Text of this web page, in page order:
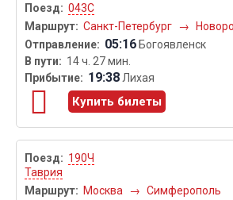
043С
Санкт-Петербург
→
05:16 Богоявленск
14 ч. 27 мин.
19:38Лихая
Купить билеты
190Ч
Таврия
Москва
→ Симферополь